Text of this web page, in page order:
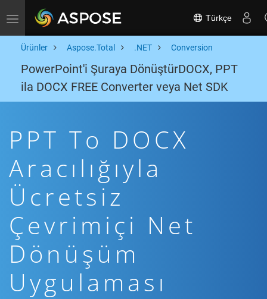
Toggle navigation Türkçe
Ürünler Aspose.Total .NET Conversion
PowerPoint'i Şuraya DönüştürDOCX, PPT
ila DOCX FREE Converter veya Net SDK
PPT To DOCX
Aracılığıyla
Ücretsiz
Çevrimiçi Net
Dönüşüm
Uygulaması